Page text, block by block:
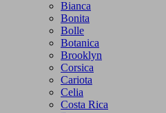
Bianca
Bonita
Bolle
Botanica
Brooklyn
Corsica
Cariota
Celia
Costa Rica